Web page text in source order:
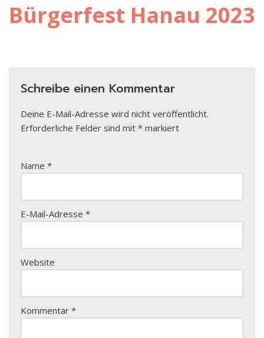
Bürgerfest Hanau 2023
Schreibe einen Kommentar
Deine E-Mail-Adresse wird nicht veröffentlicht.
Erforderliche Felder sind mit * markiert
Name *
E-Mail-Adresse *
Website
Kommentar *